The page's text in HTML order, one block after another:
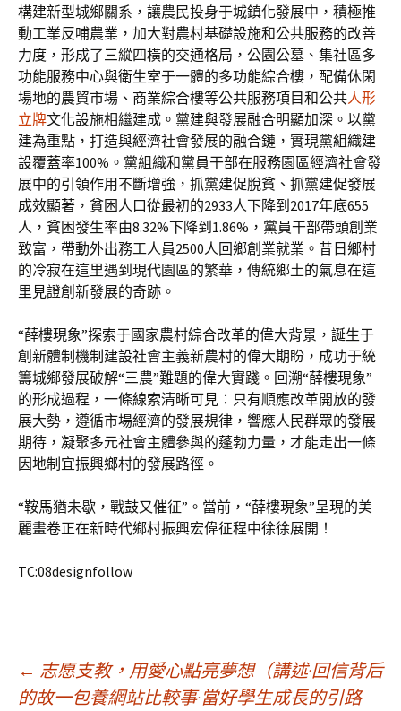
構建新型城鄉關系，讓農民投身于城鎮化發展中，積極推
動工業反哺農業，加大對農村基礎設施和公共服務的改善
力度，形成了三縱四橫的交通格局，公園公墓、集社區多
功能服務中心與衛生室于一體的多功能綜合樓，配備休閑
場地的農貿市場、商業綜合樓等公共服務項目和公共人形
立牌文化設施相繼建成。黨建與發展融合明顯加深。以黨
建為重點，打造與經濟社會發展的融合鏈，實現黨組織建
設覆蓋率100%。黨組織和黨員干部在服務園區經濟社會發
展中的引領作用不斷增強，抓黨建促脫貧、抓黨建促發展
成效顯著，貧困人口從最初的2933人下降到2017年底655
人，貧困發生率由8.32%下降到1.86%，黨員干部帶頭創業
致富，帶動外出務工人員2500人回鄉創業就業。昔日鄉村
的冷寂在這里遇到現代園區的繁華，傳統鄉土的氣息在這
里見證創新發展的奇跡。
“薛樓現象”探索于國家農村綜合改革的偉大背景，誕生于
創新體制機制建設社會主義新農村的偉大期盼，成功于統
籌城鄉發展破解“三農”難題的偉大實踐。回溯“薛樓現象”
的形成過程，一條線索清晰可見：只有順應改革開放的發
展大勢，遵循市場經濟的發展規律，響應人民群眾的發展
期待，凝聚多元社會主體參與的蓬勃力量，才能走出一條
因地制宜振興鄉村的發展路徑。
“鞍馬猶未歇，戰鼓又催征”。當前，“薛樓現象”呈現的美
麗畫卷正在新時代鄉村振興宏偉征程中徐徐展開！
TC:08designfollow
文
← 志愿支教，用愛心點亮夢想（講述·回信背后
的故一包養網站比較事·當好學生成長的引路